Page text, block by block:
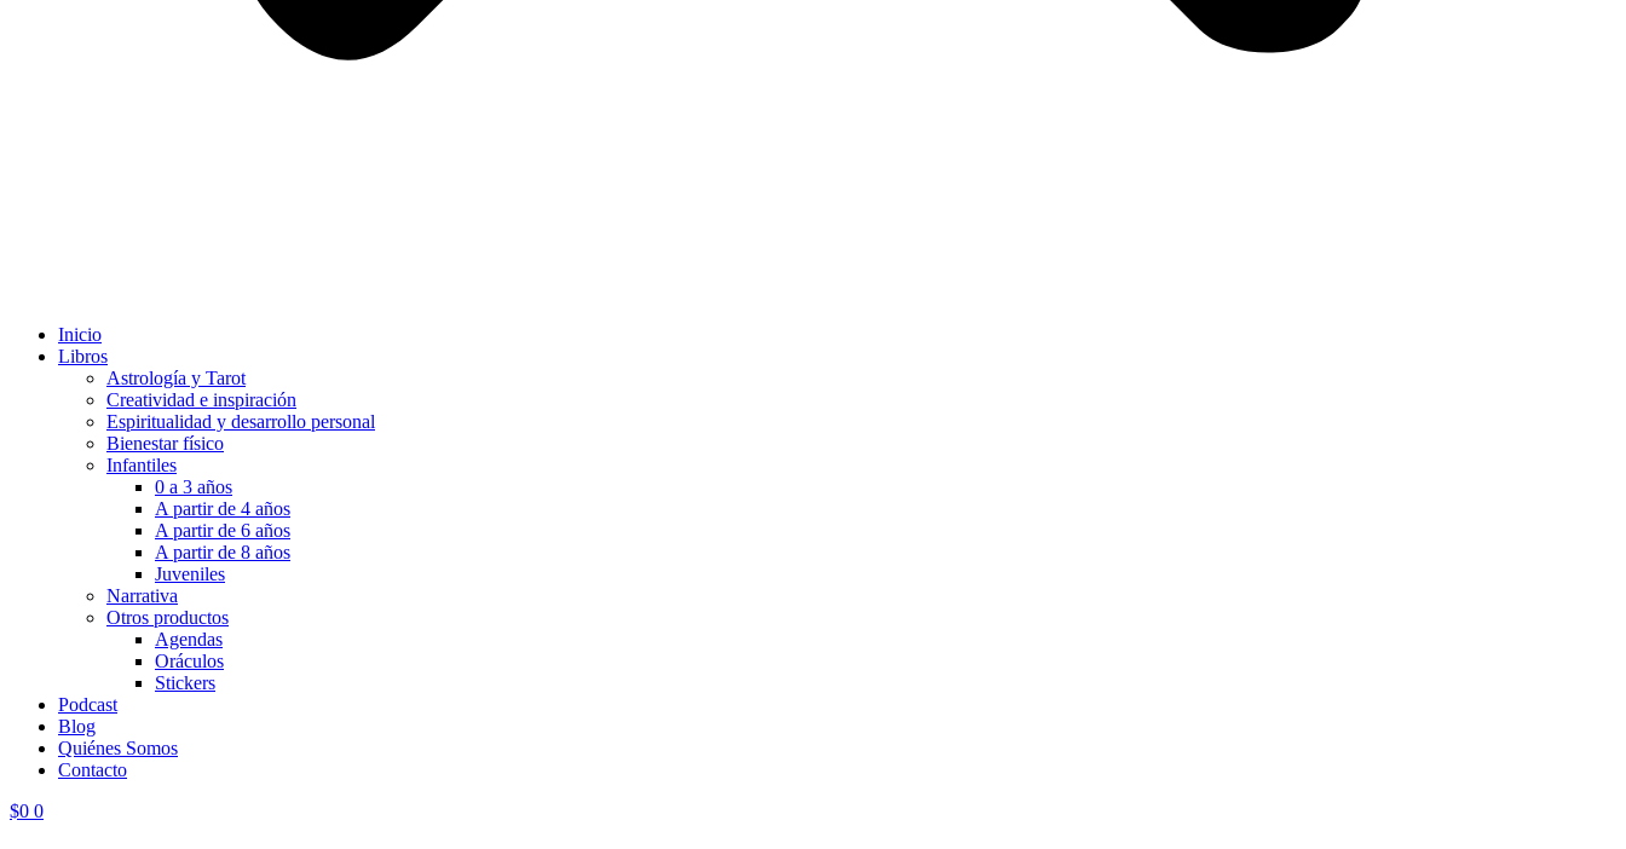
Inicio
Libros
Astrología y Tarot
Creatividad e inspiración
Espiritualidad y desarrollo personal
Bienestar físico
Infantiles
0 a 3 años
A partir de 4 años
A partir de 6 años
A partir de 8 años
Juveniles
Narrativa
Otros productos
Agendas
Oráculos
Stickers
Podcast
Blog
Quiénes Somos
Contacto
$0 0